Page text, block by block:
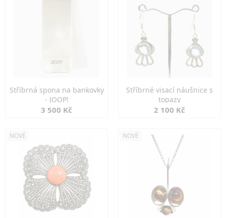
Stříbrná spona na bankovky
- JOOP!
3 500 Kč
Stříbrné visací náušnice s
topazy
2 100 Kč
NOVÉ NOVÉ